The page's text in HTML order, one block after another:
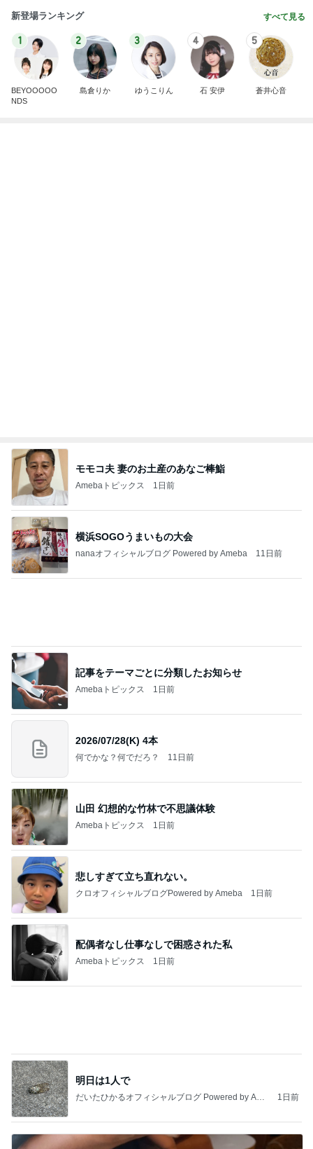
新登場ランキング すべて見る
1
BEYOOOOO
NDS
2
島倉りか
3
ゆうこりん
4
石 安伊
5
蒼井心音
山田 幻想的な竹林で不思議体験
悲しすぎて立ち直れない。
明日は1人で
赤ちゃんおせんべいをくれたお店の人